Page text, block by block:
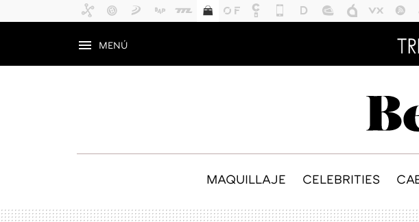
MENÚ
MAQUILLAJE CELEBRITIES